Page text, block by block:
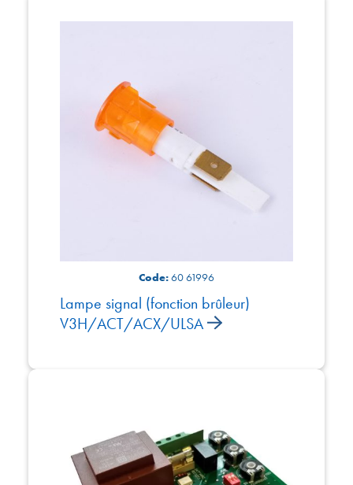
Code:60 61996
Lampe signal (fonction brûleur)
V3H/ACT/ACX/ULSA